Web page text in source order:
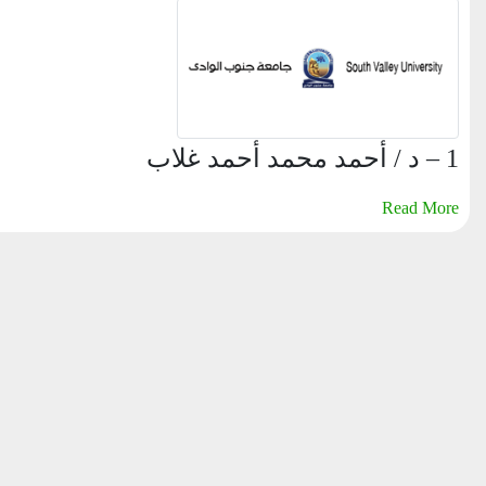
1 – د / أحمد محمد أحمد غلاب بجائزة الجامعة التشجيعية 2 – د / سامى…
Read More